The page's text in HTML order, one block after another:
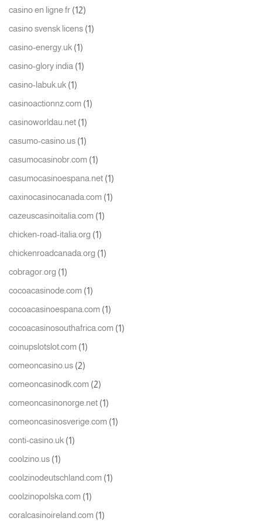
casino en ligne fr (12)
casino svensk licens (1)
casino-energy.uk (1)
casino-glory india (1)
casino-labuk.uk (1)
casinoactionnz.com (1)
casinoworldau.net (1)
casumo-casino.us (1)
casumocasinobr.com (1)
casumocasinoespana.net (1)
caxinocasinocanada.com (1)
cazeuscasinoitalia.com (1)
chicken-road-italia.org (1)
chickenroadcanada.org (1)
cobragor.org (1)
cocoacasinode.com (1)
cocoacasinoespana.com (1)
cocoacasinosouthafrica.com (1)
coinupslotslot.com (1)
comeoncasino.us (2)
comeoncasinodk.com (2)
comeoncasinonorge.net (1)
comeoncasinosverige.com (1)
conti-casino.uk (1)
coolzino.us (1)
coolzinodeutschland.com (1)
coolzinopolska.com (1)
coralcasinoireland.com (1)